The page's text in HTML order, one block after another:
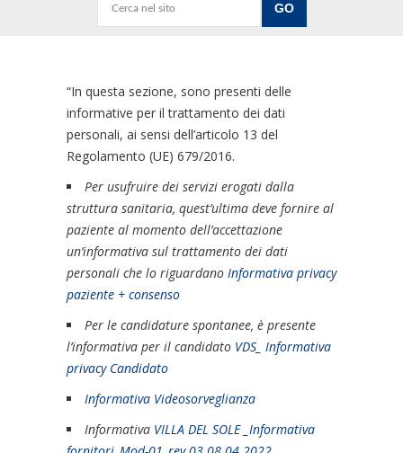
“In questa sezione, sono presenti delle
informative per il trattamento dei dati
personali, ai sensi dell’articolo 13 del
Regolamento (UE) 679/2016.
Per usufruire dei servizi erogati dalla
struttura sanitaria, quest’ultima deve fornire al
paziente al momento dell’accettazione
un’informativa sul trattamento dei dati
personali che lo riguardano Informativa privacy
paziente + consenso
Per le candidature spontanee, è presente
l’informativa per il candidato VDS_ Informativa
privacy Candidato
Informativa Videosorveglianza
Informativa VILLA DEL SOLE _Informativa